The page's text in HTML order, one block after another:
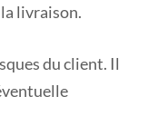
livraison.
du client. Il